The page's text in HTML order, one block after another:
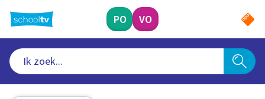
naar
hoofdinhoud
PO VO